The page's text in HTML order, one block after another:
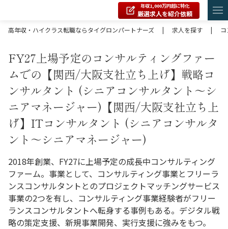
年収1,000万円超に特化
厳選求人を紹介依頼
高年収・ハイクラス転職ならタイグロンパートナーズ
| 求人を探す |
FY27上場予定のコンサルティングファー
ムでの【関西/大阪支社立ち上げ】戦略コ
ンサルタント (シニアコンサルタント～シ
ニアマネージャー)【関西/大阪支社立ち上
げ】ITコンサルタント (シニアコンサルタ
ント～シニアマネージャー)
2018年創業、FY27に上場予定の成長中コンサルティング
ファーム。事業として、コンサルティング事業とフリーラ
ンスコンサルタントとのプロジェクトマッチングサービス
事業の2つを有し、コンサルティング事業経験者がフリー
ランスコンサルタントへ転身する事例もある。デジタル戦
略の策定支援、新規事業開発、実行支援に強みをもつ。